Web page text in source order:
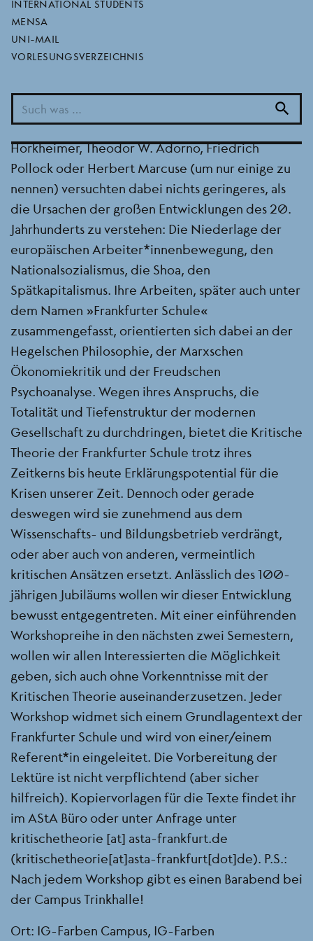
INTERNATIONAL STUDENTS
MENSA
UNI-MAIL
VORLESUNGSVERZEICHNIS
search
wichtige Ereignisse in der Entstehungsgeschichte
der Kritischen Theorie. Die in den Jahrzehnten
folgende und unter teilweise erschwerten
Gesellschaftskritik dar. Die linken Intellektuellen
aus dem IfS und seinem Umfeld, wie etwa Max
Horkheimer, Theodor W. Adorno, Friedrich
Pollock oder Herbert Marcuse (um nur einige zu
nennen) versuchten dabei nichts geringeres, als
die Ursachen der großen Entwicklungen des 20.
Jahrhunderts zu verstehen: Die Niederlage der
europäischen Arbeiter*innenbewegung, den
Nationalsozialismus, die Shoa, den
Spätkapitalismus. Ihre Arbeiten, später auch unter
dem Namen „Frankfurter Schule“
zusammengefasst, orientierten sich dabei an der
Hegelschen Philosophie, der Marxschen
Ökonomiekritik und der Freudschen
Psychoanalyse. Wegen ihres Anspruchs, die
Totalität und Tiefenstruktur der modernen
Gesellschaft zu durchdringen, bietet die Kritische
Theorie der Frankfurter Schule trotz ihres
Zeitkerns bis heute Erklärungspotential für die
Krisen unserer Zeit. Dennoch oder gerade
deswegen wird sie zunehmend aus dem
Wissenschafts- und Bildungsbetrieb verdrängt,
oder aber auch von anderen, vermeintlich
kritischen Ansätzen ersetzt. Anlässlich des 100-
jährigen Jubiläums wollen wir dieser Entwicklung
bewusst entgegentreten. Mit einer einführenden
Workshopreihe in den nächsten zwei Semestern,
wollen wir allen Interessierten die Möglichkeit
geben, sich auch ohne Vorkenntnisse mit der
Kritischen Theorie auseinanderzusetzen. Jeder
Workshop widmet sich einem Grundlagentext der
Frankfurter Schule und wird von einer/einem
Referent*in eingeleitet. Die Vorbereitung der
Lektüre ist nicht verpflichtend (aber sicher
hilfreich). Kopiervorlagen für die Texte findet ihr
im AStA Büro oder unter Anfrage unter
kritischetheorie [at] asta-frankfurt.de
(kritischetheorie[at]asta-frankfurt[dot]de). P.S.:
Nach jedem Workshop gibt es einen Barabend bei
der Campus Trinkhalle!
Ort: IG-Farben Campus, IG-Farben